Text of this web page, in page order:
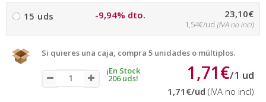
15 uds -9,94% dto. 23,10€
1,54€/ud (IVA no incl)
Si quieres una caja, compra 5 unidades o múltiplos.
¡En Stock
206 uds! 1,71€/1 ud
1,71€/ud (IVA no incl)